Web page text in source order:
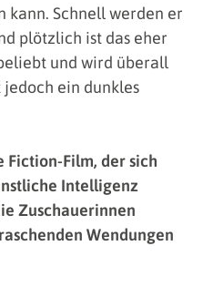
kann. Schnell werden er
plötzlich ist das eher
und wird überall
ein dunkles
Fiction-Film, der sich
Intelligenz
Zuschauerinnen
Wendungen